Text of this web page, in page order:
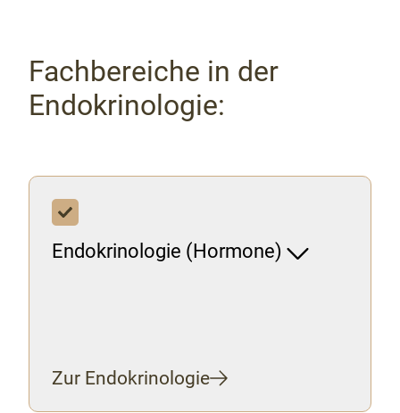
Fachbereiche in der
Endokrinologie:
Endokrinologie (Hormone)
Zur Endokrinologie